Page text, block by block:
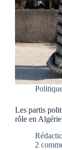
Les partis
rôle en
2